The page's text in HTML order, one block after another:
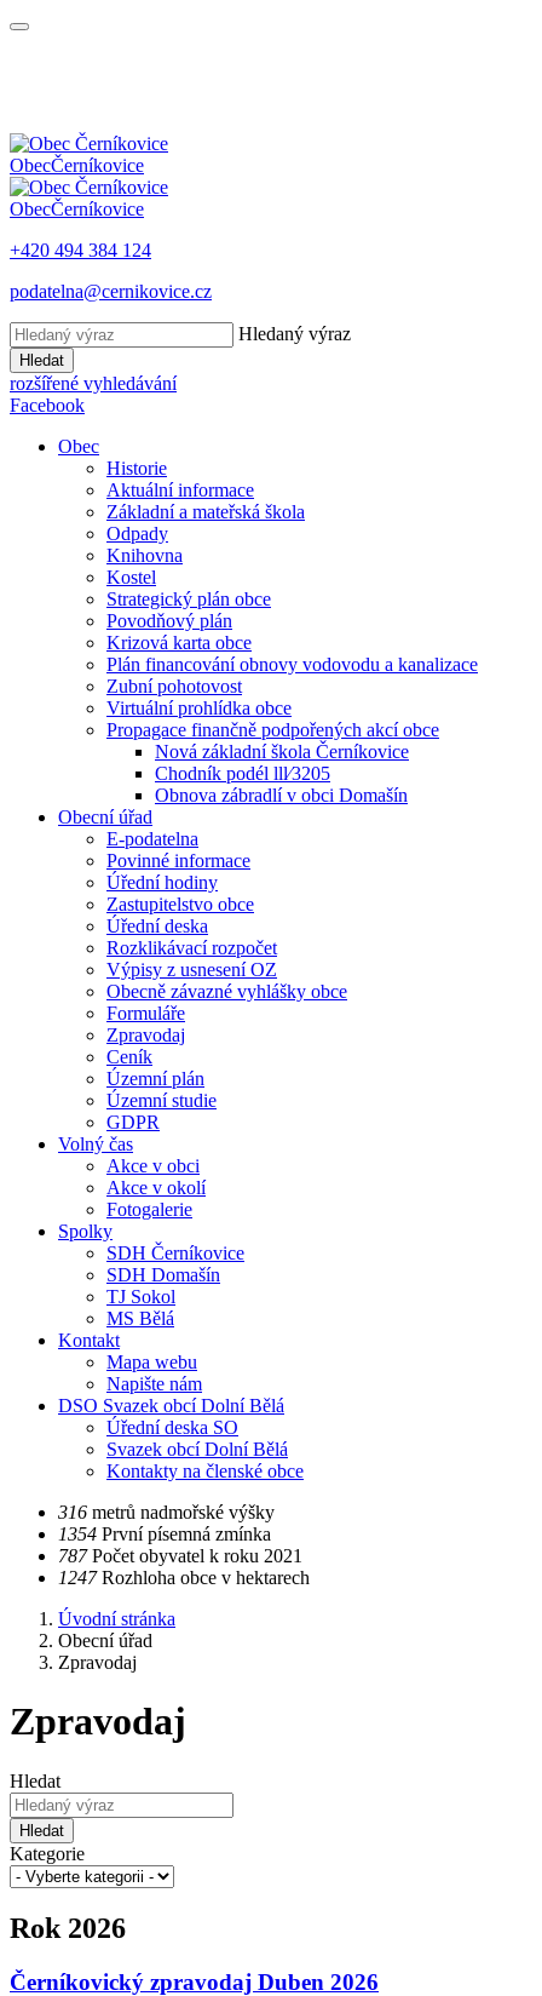
ObecČerníkovice
ObecČerníkovice
+420 494 384 124
podatelna@cernikovice.cz
Hledaný výraz
Hledat
rozšířené vyhledávání
Facebook
Obec
Historie
Aktuální informace
Základní a mateřská škola
Odpady
Knihovna
Kostel
Strategický plán obce
Povodňový plán
Krizová karta obce
Plán financování obnovy vodovodu a kanalizace
Zubní pohotovost
Virtuální prohlídka obce
Propagace finančně podpořených akcí obce
Nová základní škola Černíkovice
Chodník podél lll⁄3205
Obnova zábradlí v obci Domašín
Obecní úřad
E-podatelna
Povinné informace
Úřední hodiny
Zastupitelstvo obce
Úřední deska
Rozklikávací rozpočet
Výpisy z usnesení OZ
Obecně závazné vyhlášky obce
Formuláře
Zpravodaj
Ceník
Územní plán
Územní studie
GDPR
Volný čas
Akce v obci
Akce v okolí
Fotogalerie
Spolky
SDH Černíkovice
SDH Domašín
TJ Sokol
MS Bělá
Kontakt
Mapa webu
Napište nám
DSO Svazek obcí Dolní Bělá
Úřední deska SO
Svazek obcí Dolní Bělá
Kontakty na členské obce
​​316 metrů nadmořské výšky
​​1354 První písemná zmínka
​​787 Počet obyvatel k roku 2021
​​1247 Rozhloha obce v hektarech
Úvodní stránka
Obecní úřad
Zpravodaj
Zpravodaj
Hledat
Hledat
Kategorie
Rok 2026
Černíkovický zpravodaj Duben 2026